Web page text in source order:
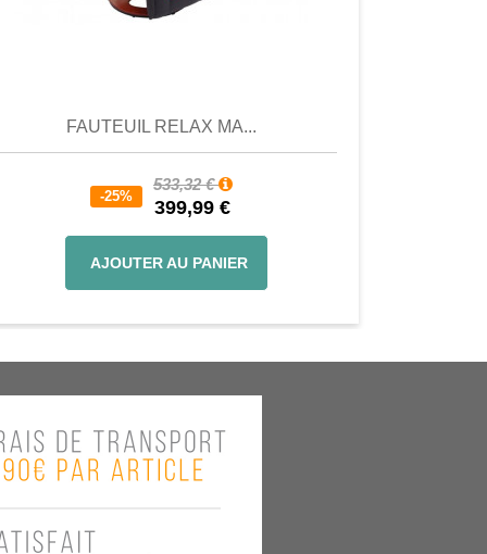
FAUTEUIL RELAX MA...
-25%
533,32 €
399,99 €
AJOUTER AU PANIER